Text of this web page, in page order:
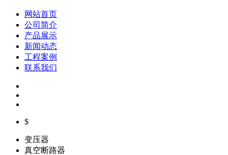
网站首页
公司简介
产品展示
新闻动态
工程案例
联系我们
$
变压器
真空断路器